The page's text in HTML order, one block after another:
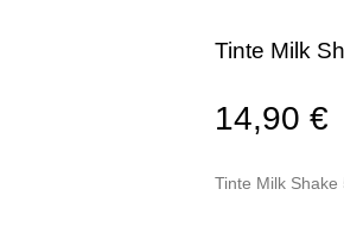
Prosolaris
Tinte Milk
14,90 €
Tinte Milk